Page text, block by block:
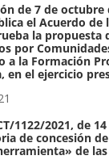
de 7 de
el Acuerdo de
la
por
a la Formación
en el ejercicio
1122/2021, de
de concesión
de